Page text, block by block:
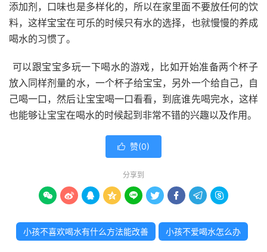
添加剂，口味也是多样化的，所以在家里面不要放任何的饮
料，这样宝宝在可乐的时候只有水的选择，也就慢慢的养成
喝水的习惯了。
可以跟宝宝多玩一下喝水的游戏，比如开始准备两个杯子
放入同样剂量的水，一个杯子给宝宝，另外一个给自己，自
己喝一口，然后让宝宝喝一口看看，到底谁先喝完水，这样
也能够让宝宝在喝水的时候起到非常不错的兴趣以及作用。
 赞(0)
分享到
        
小孩不喜欢喝水有什么方法能改善 小孩不爱喝水怎么办